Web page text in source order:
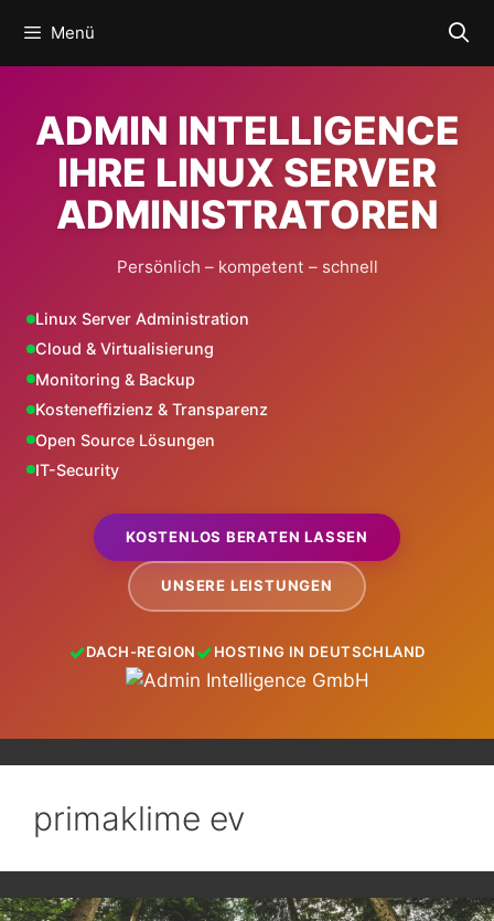
Inhalt
springen
Menü
ADMIN INTELLIGENCE
IHRE LINUX SERVER
ADMINISTRATOREN
Persönlich – kompetent – schnell
Linux Server Administration
Cloud & Virtualisierung
Monitoring & Backup
Kosteneffizienz & Transparenz
Open Source Lösungen
IT-Security
KOSTENLOS BERATEN LASSEN
UNSERE LEISTUNGEN
DACH-REGION HOSTING IN DEUTSCHLAND
primaklime ev